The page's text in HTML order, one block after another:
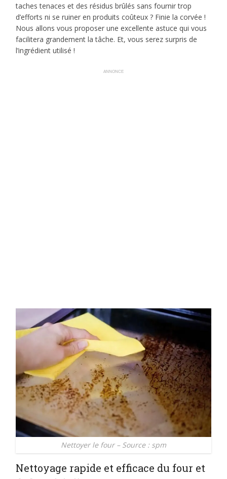
taches tenaces et des résidus brûlés sans fournir trop
d’efforts ni se ruiner en produits coûteux ? Finie la corvée !
Nous allons vous proposer une excellente astuce qui vous
facilitera grandement la tâche. Et, vous serez surpris de
l’ingrédient utilisé !
ANNONCE
Nettoyer le four – Source : spm
Nettoyage rapide et efficace du four et